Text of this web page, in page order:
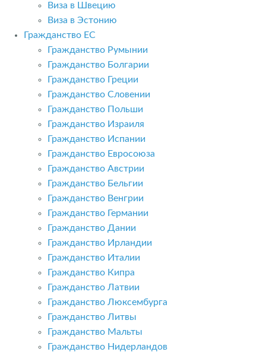
Виза в Швецию
Виза в Эстонию
Гражданство ЕС
Гражданство Румынии
Гражданство Болгарии
Гражданство Греции
Гражданство Словении
Гражданство Польши
Гражданство Израиля
Гражданство Испании
Гражданство Евросоюза
Гражданство Австрии
Гражданство Бельгии
Гражданство Венгрии
Гражданство Германии
Гражданство Дании
Гражданство Ирландии
Гражданство Италии
Гражданство Кипра
Гражданство Латвии
Гражданство Люксембурга
Гражданство Литвы
Гражданство Мальты
Гражданство Нидерландов